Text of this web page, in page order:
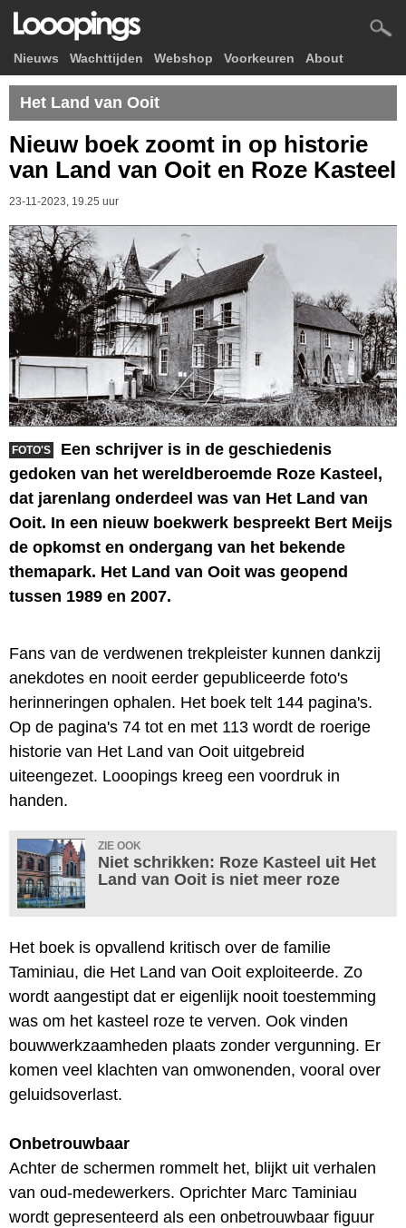
Nieuws Wachttijden Webshop Voorkeuren About
Het Land van Ooit
Nieuw boek zoomt in op historie
van Land van Ooit en Roze Kasteel
23-11-2023, 19.25 uur
FOTO'S
Een schrijver is in de geschiedenis
gedoken van het wereldberoemde Roze Kasteel,
dat jarenlang onderdeel was van Het Land van
Ooit. In een nieuw boekwerk bespreekt Bert Meijs
de opkomst en ondergang van het bekende
themapark. Het Land van Ooit was geopend
tussen 1989 en 2007.
Fans van de verdwenen trekpleister kunnen dankzij
anekdotes en nooit eerder gepubliceerde foto's
herinneringen ophalen. Het boek telt 144 pagina's.
Op de pagina's 74 tot en met 113 wordt de roerige
historie van Het Land van Ooit uitgebreid
uiteengezet. Looopings kreeg een voordruk in
handen.
ZIE OOK
Niet schrikken: Roze Kasteel uit Het
Land van Ooit is niet meer roze
Het boek is opvallend kritisch over de familie
Taminiau, die Het Land van Ooit exploiteerde. Zo
wordt aangestipt dat er eigenlijk nooit toestemming
was om het kasteel roze te verven. Ook vinden
bouwwerkzaamheden plaats zonder vergunning. Er
komen veel klachten van omwonenden, vooral over
geluidsoverlast.
Onbetrouwbaar
Achter de schermen rommelt het, blijkt uit verhalen
van oud-medewerkers. Oprichter Marc Taminiau
wordt gepresenteerd als een onbetrouwbaar figuur